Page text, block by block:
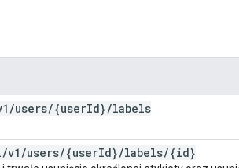
/users/{userId}/labels
/v1 /users/{userId}/labels/{id}